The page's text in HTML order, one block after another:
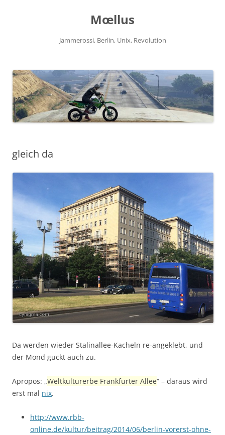
Mœllus
Jammerossi, Berlin, Unix, Revolution
gleich da
Da werden wieder Stalinallee-Kacheln re-angeklebt, und
der Mond guckt auch zu.
Apropos: „Weltkulturerbe Frankfurter Allee“ – daraus wird
erst mal nix.
http://www.rbb-
online.de/kultur/beitrag/2014/06/berlin-vorerst-ohne-